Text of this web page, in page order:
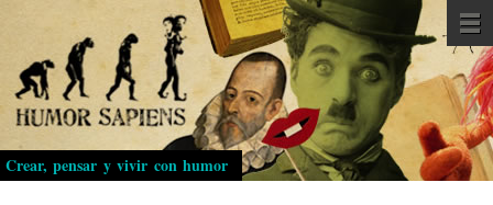
Pasar
al
contenido
principal
Crear, pensar y vivir con humor